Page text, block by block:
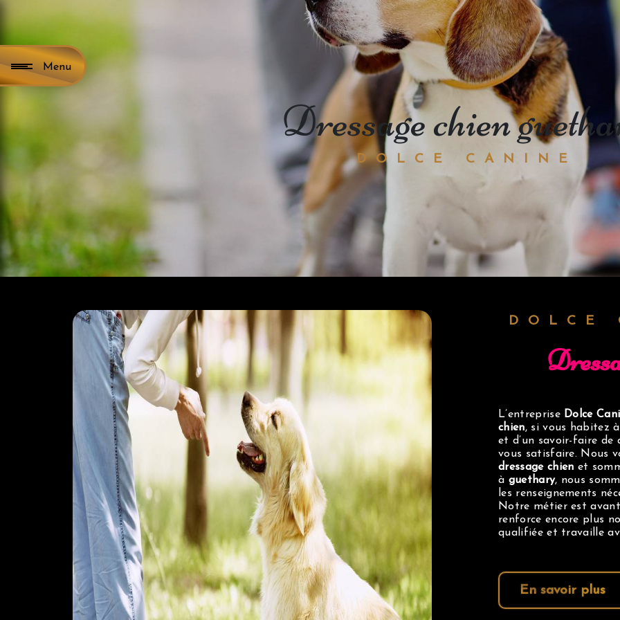
Menu
dressage chien
DOLCE CANINE
L’entreprise Dolce
chien, si vous habitez
et d’un savoir-faire
vous satisfaire. Nous
dressage chien et
à guethary, nous
les renseignements
Notre métier est
renforce encore plus
qualifiée et travaille
En savoir plus